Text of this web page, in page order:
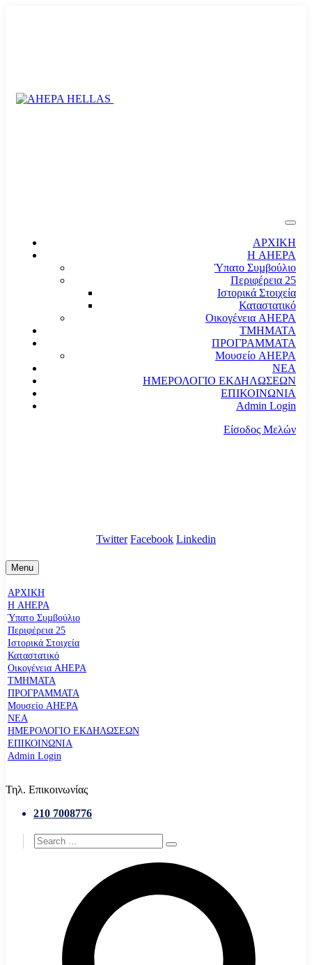
ΑΡΧΙΚΗ
Η AHEPA
Ύπατο Συµβούλιο
Περιφέρεια 25
Ιστορικά Στοιχεία
Καταστατικό
Οικογένεια AHEPA
ΤΜΗΜΑΤΑ
ΠΡΟΓΡΑΜΜΑΤΑ
Μουσείο AHEPA
ΝΕΑ
ΗΜΕΡΟΛΟΓΙΟ ΕΚΔΗΛΩΣΕΩΝ
ΕΠΙΚΟΙΝΩΝΙΑ
Admin Login
Είσοδος Μελών
Twitter Facebook Linkedin
Menu
ΑΡΧΙΚΗ
Η AHEPA
Ύπατο Συµβούλιο
Περιφέρεια 25
Ιστορικά Στοιχεία
Καταστατικό
Οικογένεια AHEPA
ΤΜΗΜΑΤΑ
ΠΡΟΓΡΑΜΜΑΤΑ
Μουσείο AHEPA
ΝΕΑ
ΗΜΕΡΟΛΟΓΙΟ ΕΚΔΗΛΩΣΕΩΝ
ΕΠΙΚΟΙΝΩΝΙΑ
Admin Login
Τηλ. Επικοινωνίας
210 7008776